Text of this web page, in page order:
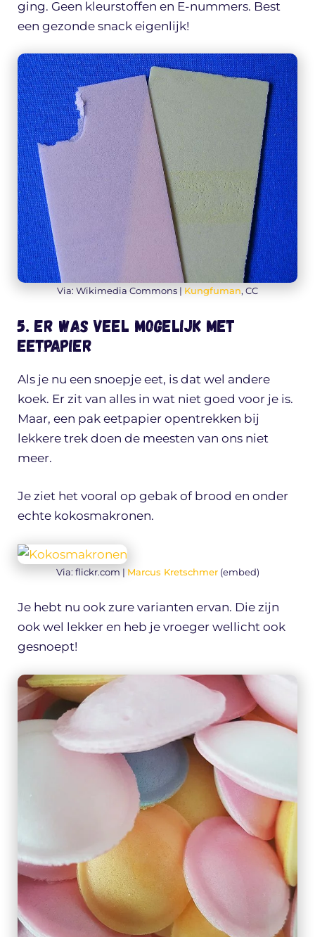
ging. Geen kleurstoffen en E-nummers. Best
een gezonde snack eigenlijk!
Via: Wikimedia Commons | Kungfuman, CC
5. Er was veel mogelijk met
eetpapier
Als je nu een snoepje eet, is dat wel andere
koek. Er zit van alles in wat niet goed voor je is.
Maar, een pak eetpapier opentrekken bij
lekkere trek doen de meesten van ons niet
meer.
Je ziet het vooral op gebak of brood en onder
echte kokosmakronen.
Via: flickr.com | Marcus Kretschmer(embed)
Je hebt nu ook zure varianten ervan. Die zijn
ook wel lekker en heb je vroeger wellicht ook
gesnoept!